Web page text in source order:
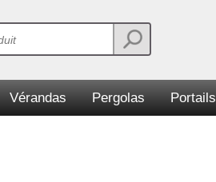
Vérandas Pergolas Portails